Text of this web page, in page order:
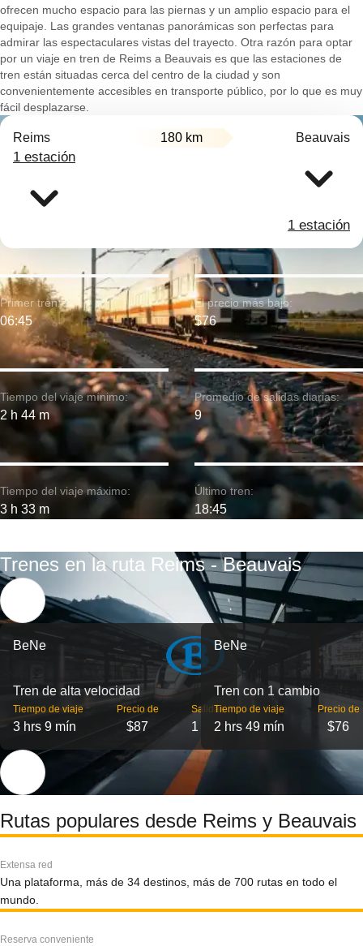
ofrecen mucho espacio para las piernas y un amplio espacio para el
equipaje. Las grandes ventanas panorámicas son perfectas para
admirar las espectaculares vistas del trayecto. Otra razón para optar
por un viaje en tren de Reims a Beauvais es que las estaciones de
tren están situadas cerca del centro de la ciudad y son
convenientemente accesibles en transporte público, por lo que es muy
fácil desplazarse.
Reims 180 km Beauvais
1 estación
1 estación
Tiempo del viaje mínimo:
2 h 44 m
Primer tren:
06:45
Tiempo del viaje máximo:
3 h 33 m
El precio más bajo:
$76
Promedio de salidas diarias:
9
Último tren:
18:45
Trenes en la ruta Reims - Beauvais
BeNe
Tren de alta velocidad
Tiempo de viaje
3 hrs 9 mín
Precio de
$87
Salidas
1
BeNe
Tren con 1 cambio
Tiempo de viaje
2 hrs 49 mín
Precio de
$76
Rutas populares desde Reims y Beauvais
Extensa red
Una plataforma, más de 34 destinos, más de 700 rutas en todo el
mundo.
Reserva conveniente